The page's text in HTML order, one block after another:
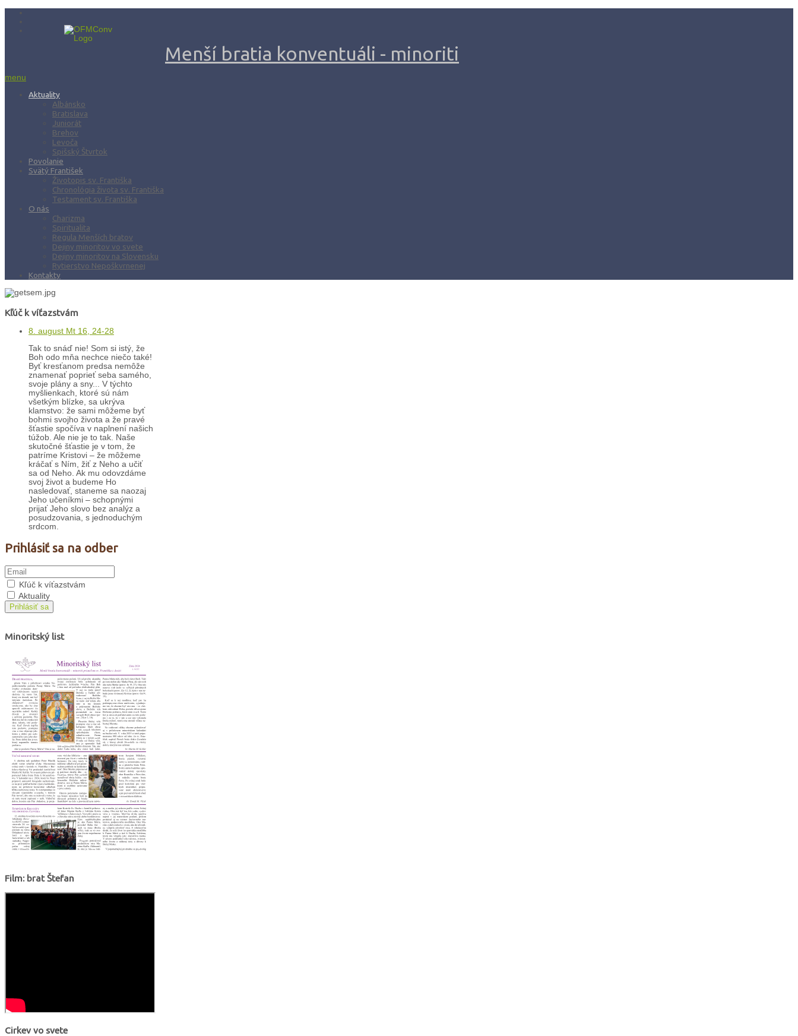
Menší bratia konventuáli - minoriti
menu
Aktuality
Albánsko
Bratislava
Juniorát
Brehov
Levoča
Spišský Štvrtok
Povolanie
Svätý František
Životopis sv. Františka
Chronológia života sv. Františka
Testament sv. Františka
O nás
Charizma
Spiritualita
Regula Menších bratov
Dejiny minoritov vo svete
Dejiny minoritov na Slovensku
Rytierstvo Nepoškvrnenej
Kontakty
Kľúč k víťazstvám
8. august Mt 16, 24-28
Tak to snáď nie! Som si istý, že
Boh odo mňa nechce niečo také!
Byť kresťanom predsa nemôže
znamenať poprieť seba samého,
svoje plány a sny... V týchto
myšlienkach, ktoré sú nám
všetkým blízke, sa ukrýva
klamstvo: že sami môžeme byť
bohmi svojho života a že pravé
šťastie spočíva v naplnení našich
túžob. Ale nie je to tak. Naše
skutočné šťastie je v tom, že
patríme Kristovi – že môžeme
kráčať s Ním, žiť z Neho a učiť
sa od Neho. Ak mu odovzdáme
svoj život a budeme Ho
nasledovať, staneme sa naozaj
Jeho učeníkmi – schopnými
prijať Jeho slovo bez analýz a
posudzovania, s jednoduchým
srdcom.
Prihlásiť sa na odber
Kľúč k víťazstvám
Aktuality
Prihlásiť sa
Minoritský list
Film: brat Štefan
Cirkev vo svete